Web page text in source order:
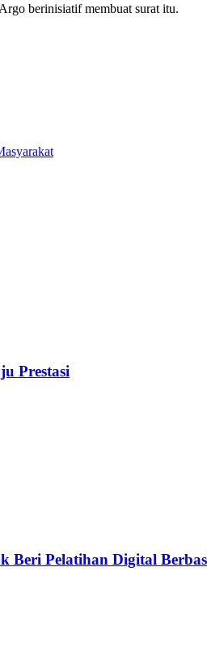
berinisiatif membuat surat itu.
Prestasi
Pelatihan Digital